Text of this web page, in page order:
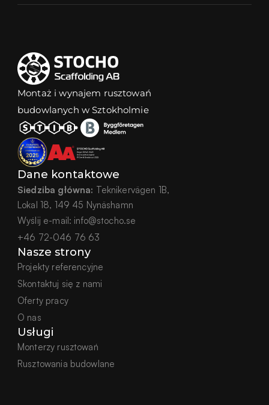
Montaż i wynajem rusztowań
budowlanych w Sztokholmie
Dane kontaktowe
Siedziba główna: Teknikervägen 1B,
Lokal 18, 149 45 Nynäshamn
Wyślij e-mail: info@stocho.se
+46 72-046 76 63
Nasze strony
Projekty referencyjne
Skontaktuj się z nami
Oferty pracy
O nas
Usługi
Monterzy rusztowań
Rusztowania budowlane